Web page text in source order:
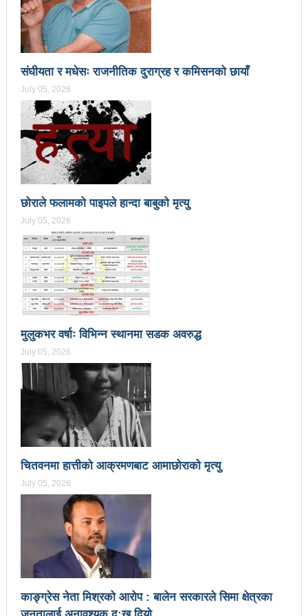
महिनावारी स्वच्छताका लागि ३९२ साइकल यात्रीको
सचेतनामूलक र्‍याली
विश्वकर्मा
राजावादीको आन्दोलनः आगलागीमा पत्रकारको मृत्यु
कर्फ्यु लागे पनि तीनकुने क्षेत्र अझै अशान्तः सडकमा सेना
परिचालन
काठमाडौँमा माओवादीको नेतृत्वमा विशाल जनप्रदर्शन
राजावादी र प्रहरीबिच झडपः तीनकुने-वानेश्वर क्षेत्र तनावग्रस्त
लव प्याकुरेलद्वारा निर्देशित वृत्तचित्र ‘गर्ल्स रिराइटिङ डेस्टीनी’
लाई अडियन्स च्वाइस अवार्ड
भरतपुरका १ सय २९ सुकुम्बासी घरधुरीलाई लालपूर्जा वितरण
हानलाई मजदुर संगठनहरुको ध्यानाकर्षण पत्र, देशैभर
अभियानात्मक कार्यक्रम
‘महिला अधिकारका निम्ति सदनबाट कानून बनाउन ढिला भयो’
सहिद स्मृति दिवसमा माओवादी बेलकोटगढी नगरद्वारा वैचारिक,
राजनीतिक कार्यशाला
त्रिदेशीय विद्युत ब्यापार सम्झौता नेपालका लागि कोशेढुंगाः
कविता- म हैन भने
आवश्यकता मिडिया साक्षरताको
३ महिनामा प्रेस स्वतन्त्रता हननका १३ घटना
काउन्सिलद्वारा ४ वटा सञ्चार माध्यमको कालोसूची फुकुवा, ३
संघीयता र मधेसः राजनीतिक दुराग्रह र कमिसनको छायाँ
July 05, 2026
छोराले फलामको पाइपले हान्दा बाबुको मृत्यु
July 05, 2026
मुलुकभर वर्षाः विभिन्न स्थानमा सडक अवरुद्ध
July 05, 2026
चितवनमा हात्तीको आक्रमणबाट आमाछोराको मृत्यु
July 05, 2026
काङ्ग्रेस नेता मिश्रको आरोप : बालेन सरकारले सिमा क्षेत्रका